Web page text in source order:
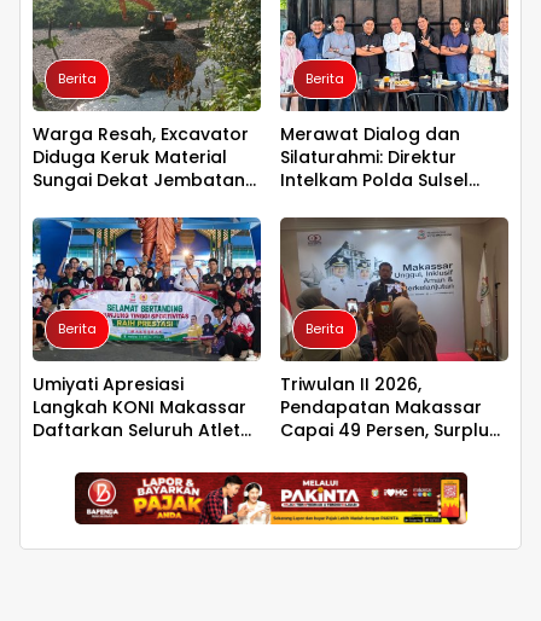
Berita
Warga Resah, Excavator
Diduga Keruk Material
Sungai Dekat Jembatan
Luwu Timur
Berita
Merawat Dialog dan
Silaturahmi: Direktur
Intelkam Polda Sulsel
Pengurus PBHI
Berita
Umiyati Apresiasi
Langkah KONI Makassar
Daftarkan Seluruh Atlet
Ketenagakerjaan
Berita
Triwulan II 2026,
Pendapatan Makassar
Capai 49 Persen, Surplus